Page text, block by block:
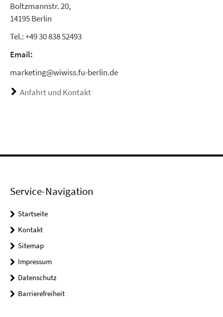
Boltzmannstr. 20,
14195 Berlin
Tel.: +49 30 838 52493
Email:
marketing@wiwiss.fu-berlin.de
Anfahrt und Kontakt
Service-Navigation
Startseite
Kontakt
Sitemap
Impressum
Datenschutz
Barrierefreiheit